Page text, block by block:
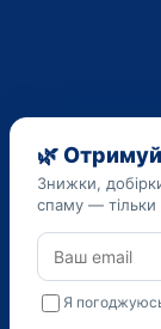
Наведена на
Ознайомчий
діагностики